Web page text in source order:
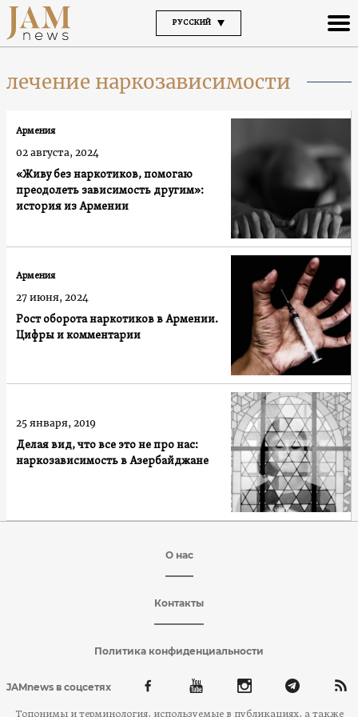
РУССКИЙ
лечение наркозависимости
«Живу без наркотиков, помогаю
преодолеть зависимость другим»:
история из Армении
Армения
02 августа, 2024
Рост оборота наркотиков в Армении.
Цифры и комментарии
Армения
27 июня, 2024
Делая вид, что все это не про нас:
наркозависимость в Азербайджане
25 января, 2019
О нас
Контакты
Политика конфиденциальности
JAMnews в соцсетях
Топонимы и терминология, используемые в публикациях, а также